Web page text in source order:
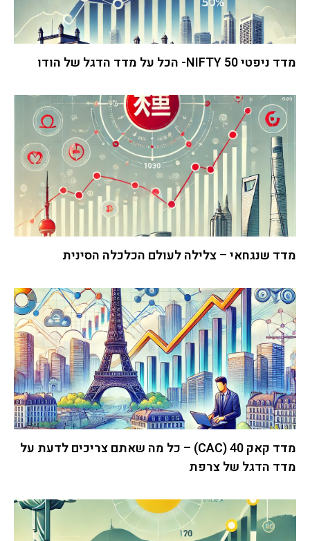
מדד ניפטי 50 NIFTY- הכל על מדד הדגל של הודו
מדד שנגחאי – צלילה לעולם הכלכלה הסינית
מדד קאק 40 (CAC) – כל מה שאתם צריכים לדעת על
מדד הדגל של צרפת